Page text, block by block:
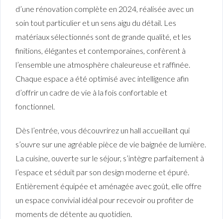
d’une rénovation complète en 2024, réalisée avec un
soin tout particulier et un sens aigu du détail. Les
matériaux sélectionnés sont de grande qualité, et les
finitions, élégantes et contemporaines, confèrent à
l’ensemble une atmosphère chaleureuse et raffinée.
Chaque espace a été optimisé avec intelligence afin
d’offrir un cadre de vie à la fois confortable et
fonctionnel.
Dès l’entrée, vous découvrirez un hall accueillant qui
s’ouvre sur une agréable pièce de vie baignée de lumière.
La cuisine, ouverte sur le séjour, s’intègre parfaitement à
l’espace et séduit par son design moderne et épuré.
Entièrement équipée et aménagée avec goût, elle offre
un espace convivial idéal pour recevoir ou profiter de
moments de détente au quotidien.